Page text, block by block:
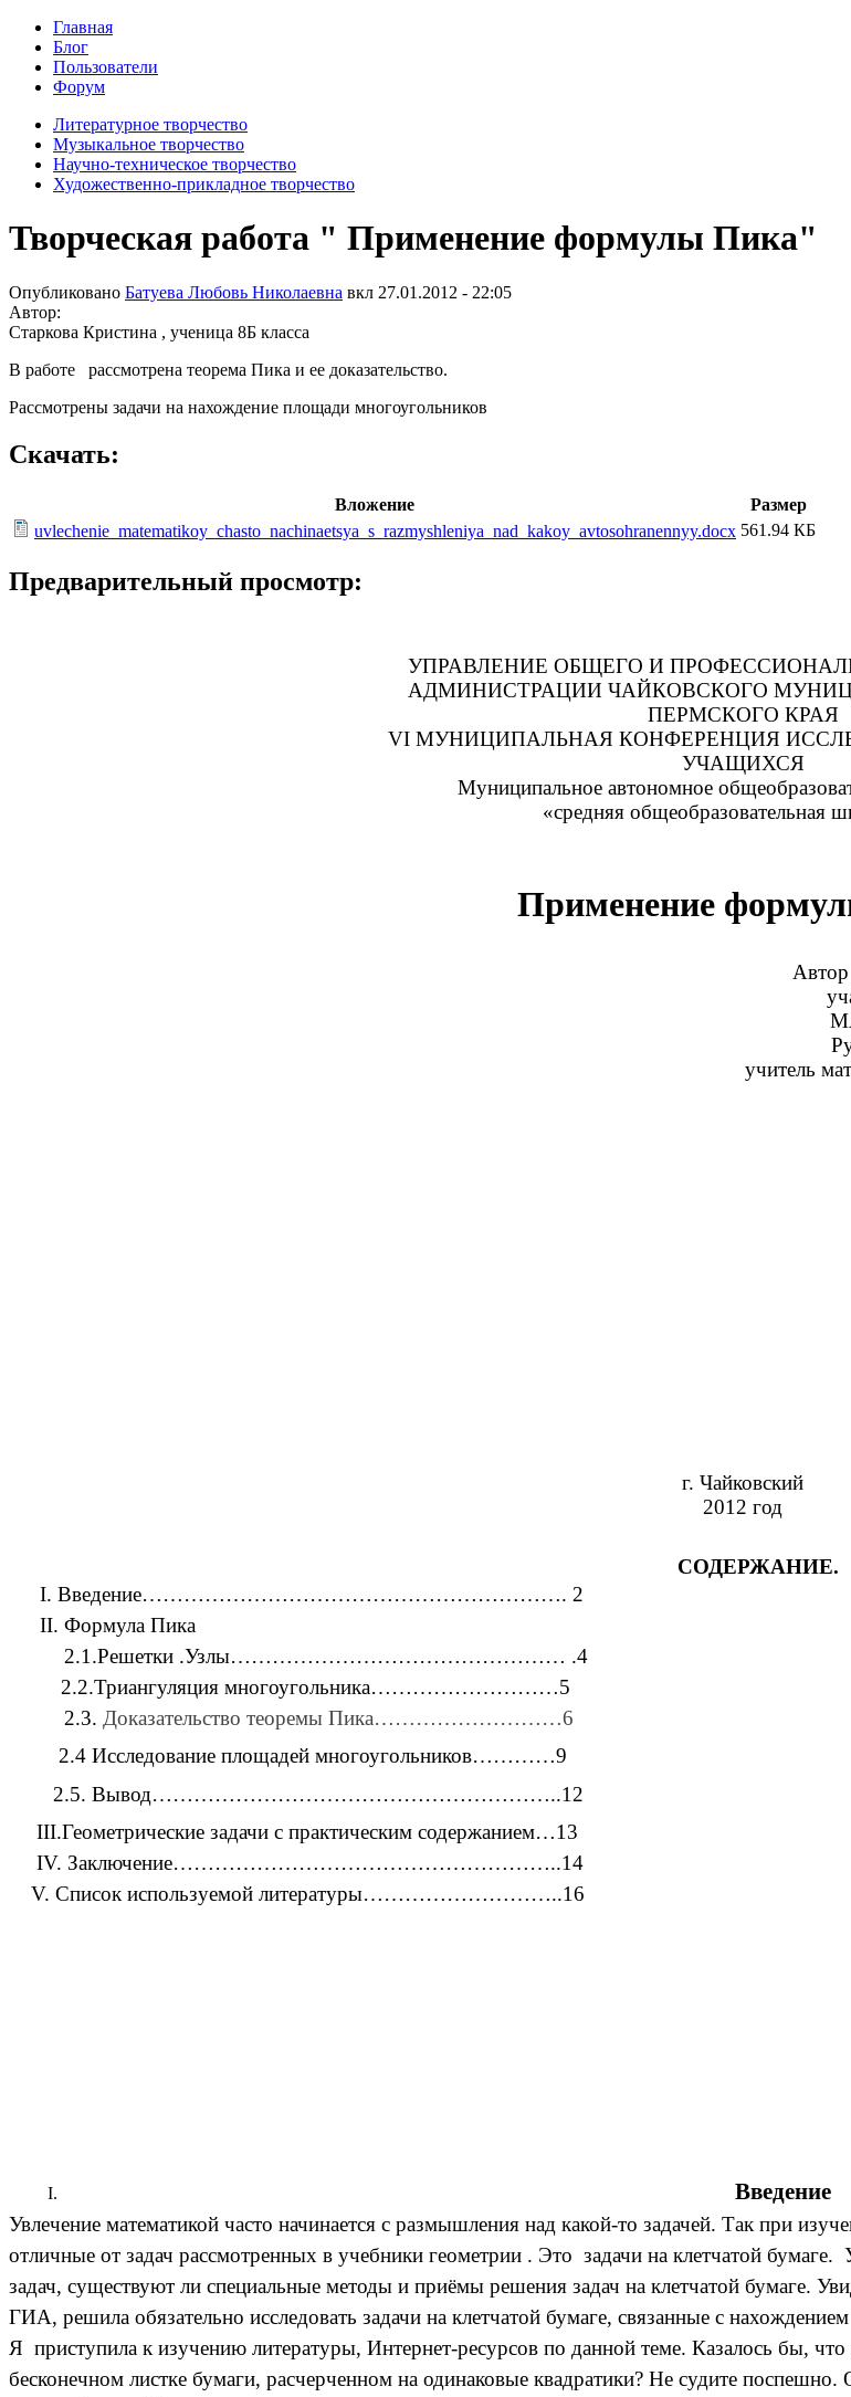
Главная
Блог
Пользователи
Форум
Литературное творчество
Музыкальное творчество
Научно-техническое творчество
Художественно-прикладное творчество
Творческая работа " Применение формулы Пика"
Опубликовано Батуева Любовь Николаевна вкл 27.01.2012 - 22:05
Автор:
Старкова Кристина , ученица 8Б класса
В работе рассмотрена теорема Пика и ее доказательство.
Рассмотрены задачи на нахождение площади многоугольников
Скачать:
Вложение
Размер
uvlechenie_matematikoy_chasto_nachinaetsya_s_razmyshleniya_nad_kakoy_avtosohranennyy.docx 561.94 КБ
Предварительный просмотр:
УПРАВЛЕНИЕ ОБЩЕГО И
АДМИНИСТРАЦИИ ЧАЙКОВСКОГО
ПЕРМСКОГО КРАЯ
VI МУНИЦИПАЛЬНАЯ КОНФЕРЕНЦИЯ
УЧАЩИХСЯ
Муниципальное автономное
«средняя общеобразовательная
Применение
Автор работы:
учащаяся 8
МАОУ СОШ
учитель математики
г. Чайковский
2012 год
СОДЕРЖАНИЕ.
I. Введение……………………………………………………. 2
II. Формула Пика
2.1.Решетки .Узлы………………………………………… .4
2.2.Триангуляция многоугольника………………………5
2.3. Доказательство теоремы Пика………………………6
2.4 Исследование площадей многоугольников…………9
2.5. Вывод…………………………………………………..12
III.Геометрические задачи с практическим содержанием…13
IV. Заключение………………………………………………..14
V. Список используемой литературы………………………..16
Введение
Увлечение математикой часто начинается с размышления над какой-то задачей. Так при
отличные от задач рассмотренных в учебники геометрии . Это задачи на клетчатой
задач, существуют ли специальные методы и приёмы решения задач на клетчатой бумаге.
ГИА, решила обязательно исследовать задачи на клетчатой бумаге, связанные с
Я приступила к изучению литературы, Интернет-ресурсов по данной теме. Казалось бы, что
бесконечном листке бумаги, расчерченном на одинаковые квадратики? Не судите поспешно.